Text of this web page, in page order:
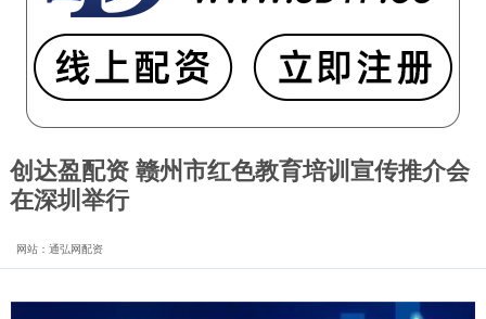
创达盈配资 赣州市红色教育培训宣传推介会
在深圳举行
网站：通弘网配资